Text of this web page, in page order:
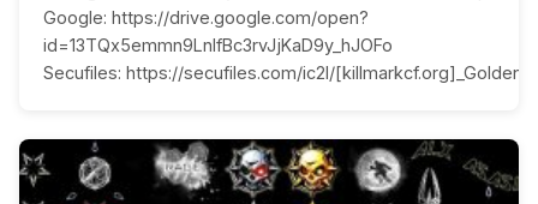
Google: https://drive.google.com/open?
id=13TQx5emmn9LnIfBc3rvJjKaD9y_hJOFo
Secufiles: https://secufiles.com/ic2l/